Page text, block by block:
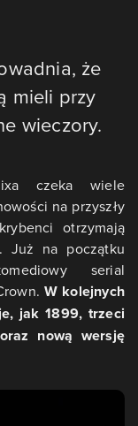
że
mieli przy
wieczory.
czeka wiele
na przyszły
otrzymają
Już na początku
serial
W kolejnych
jak 1899, trzeci
nową wersję